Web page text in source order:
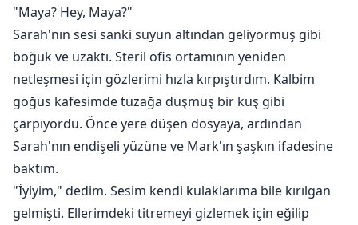
"Maya? Hey, Maya?"
Sarah'nın sesi sanki suyun altından geliyormuş gibi
boğuk ve uzaktı. Steril ofis ortamının yeniden
netleşmesi için gözlerimi hızla kırpıştırdım. Kalbim
göğüs kafesimde tuzağa düşmüş bir kuş gibi
çarpıyordu. Önce yere düşen dosyaya, ardından
Sarah'nın endişeli yüzüne ve Mark'ın şaşkın ifadesine
baktım.
"İyiyim," dedim. Sesim kendi kulaklarıma bile kırılgan
gelmişti. Ellerimdeki titremeyi gizlemek için eğilip